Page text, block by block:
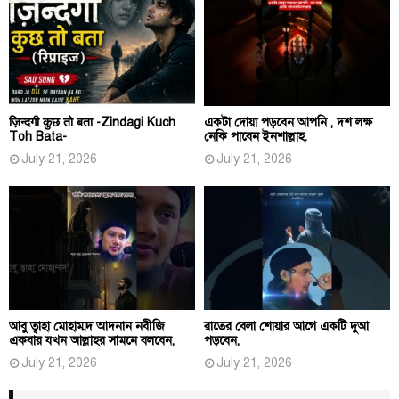
ज़िन्दगी कुछ तो बता -Zindagi Kuch
Toh Bata-
July 21, 2026
একটা দোয়া পড়বেন আপনি , দশ লক্ষ
নেকি পাবেন ইনশাল্লাহ.
July 21, 2026
আবু ত্বাহা মোহাম্মদ আদনান নবীজি
একবার যখন আল্লাহর সামনে বলবেন,
July 21, 2026
রাতের বেলা শোয়ার আগে একটি দুআ
পড়বেন,
July 21, 2026